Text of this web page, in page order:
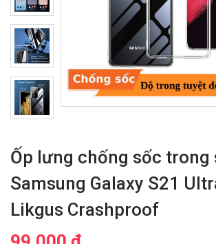
Ốp lưng chống sốc trong
Samsung Galaxy S21
Likgus Crashproof